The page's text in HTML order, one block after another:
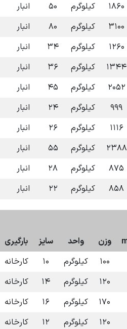
۱۸۶۰ کیلوگرم ۵۰ انبار
۳۱۰۰ کیلوگرم ۸۰ انبار
۱۲۶۰ کیلوگرم ۳۴ انبار
۱۳۴۴ کیلوگرم ۳۶ انبار
۲۰۵۲ کیلوگرم ۴۵ انبار
۹۹۹ کیلوگرم ۲۴ انبار
۱۱۱۶ کیلوگرم ۲۶ انبار
۲۳۸۸ کیلوگرم ۵۵ انبار
۸۷۵ کیلوگرم ۲۸ انبار
۸۵۸ کیلوگرم ۲۲ انبار
وزن واحد سایز بارگیری
۱۰۰ کیلوگرم ۱۰ کارخانه
۱۲۰ کیلوگرم ۱۴ کارخانه
۱۷۰ کیلوگرم ۱۶ کارخانه
۱۲۰ کیلوگرم ۱۲ کارخانه